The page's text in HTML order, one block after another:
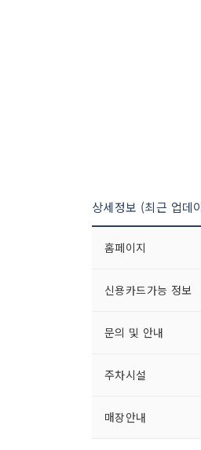
상세정보 (최근 업데
홈페이지
신용카드가능 정보
문의 및 안내
주차시설
매장안내